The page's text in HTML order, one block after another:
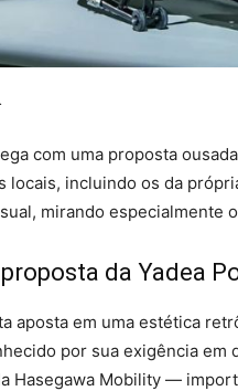
com uma proposta
locais, incluindo os da
mirando especialmente
da Yadea
aposta em uma estética
por sua exigência em
Hasegawa Mobility —